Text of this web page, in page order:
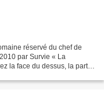
réservé du chef de
par Survie « La
la face du dessus, la partie